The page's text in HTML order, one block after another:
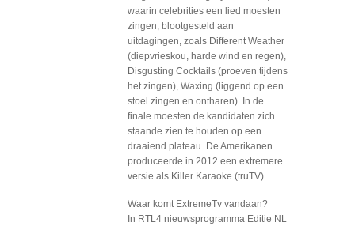
waarin celebrities een lied moesten
zingen, blootgesteld aan
uitdagingen, zoals Different Weather
(diepvrieskou, harde wind en regen),
Disgusting Cocktails (proeven tijdens
het zingen), Waxing (liggend op een
stoel zingen en ontharen). In de
finale moesten de kandidaten zich
staande zien te houden op een
draaiend plateau. De Amerikanen
produceerde in 2012 een extremere
versie als Killer Karaoke (truTV).
Waar komt ExtremeTv vandaan?
In RTL4 nieuwsprogramma Editie NL